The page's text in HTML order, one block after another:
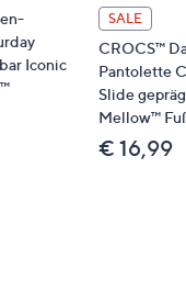
Iconic
SALE
CROCS™
Pantolette
Slide
Mellow™
€ 16,99